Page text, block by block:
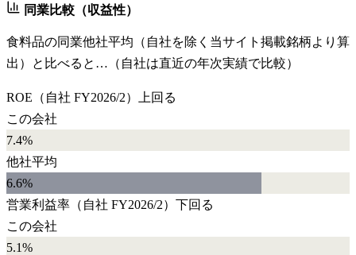
同業比較（収益性）
食料品の同業他社平均（自社を除く当サイト掲載銘柄より算
出）と比べると…（自社は直近の年次実績で比較）
ROE （自社 FY2026/2）
上回る
この会社
7.4%
他社平均
6.6%
営業利益率 （自社 FY2026/2） 下回る
この会社
5.1%